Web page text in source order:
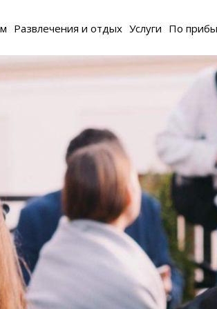
Развлечения и отдых Услуги По